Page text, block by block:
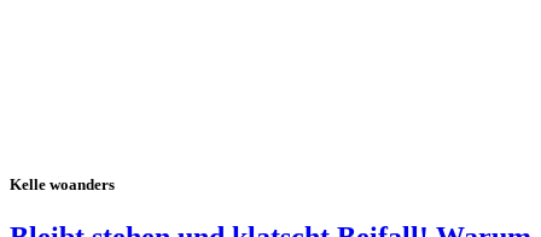
Kelle woanders